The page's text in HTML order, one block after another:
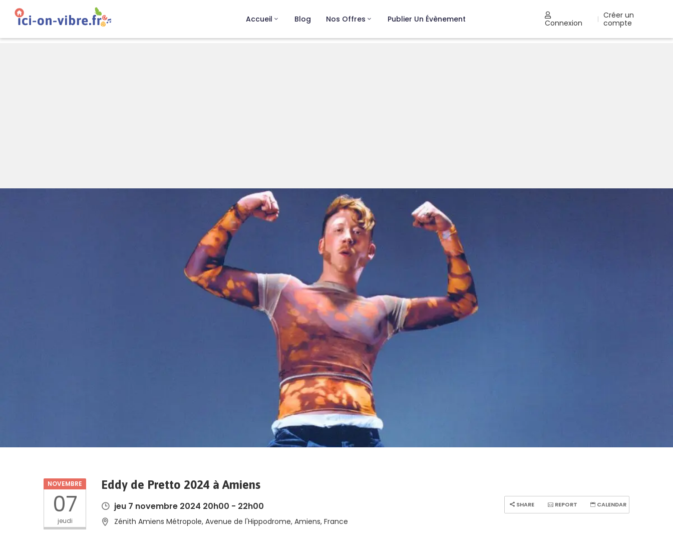
Accueil Blog Nos Offres Publier Un Évènement Connexion
Créer un
compte
NOVEMBRE
07
jeudi
Eddy de Pretto 2024 à Amiens
jeu 7 novembre 2024 20h00 - 22h00
Zénith Amiens Métropole, Avenue de l'Hippodrome, Amiens, France
SHARE REPORT CALENDAR